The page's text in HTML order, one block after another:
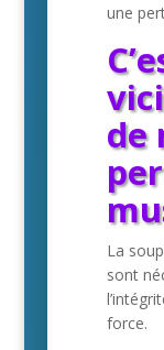
une
de
La
sont
force.